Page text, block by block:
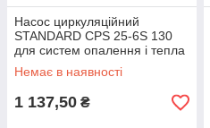
Насос циркуляційний
STANDARD CPS 25-6S 130
для систем опалення і тепла
підлога з шнуром і виделкою
Немає в наявності
1 137,50 ₴